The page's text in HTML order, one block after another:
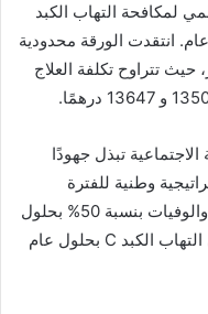
لمكافحة التهاب الكبد
يوليوز من كل عام. انتقدت الورقة محدودية
حيث تتراوح تكلفة العلاج
تبذل جهودًا
وطنية للفترة
2022-2026 تهدف إلى تقليل الإصابات والوفيات بنسبة 50% بحلول
عام 2026، وصولًا إلى القضاء التام على التهاب الكبد C بحلول عام